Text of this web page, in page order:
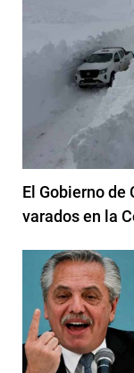
El Gobierno
varados en la